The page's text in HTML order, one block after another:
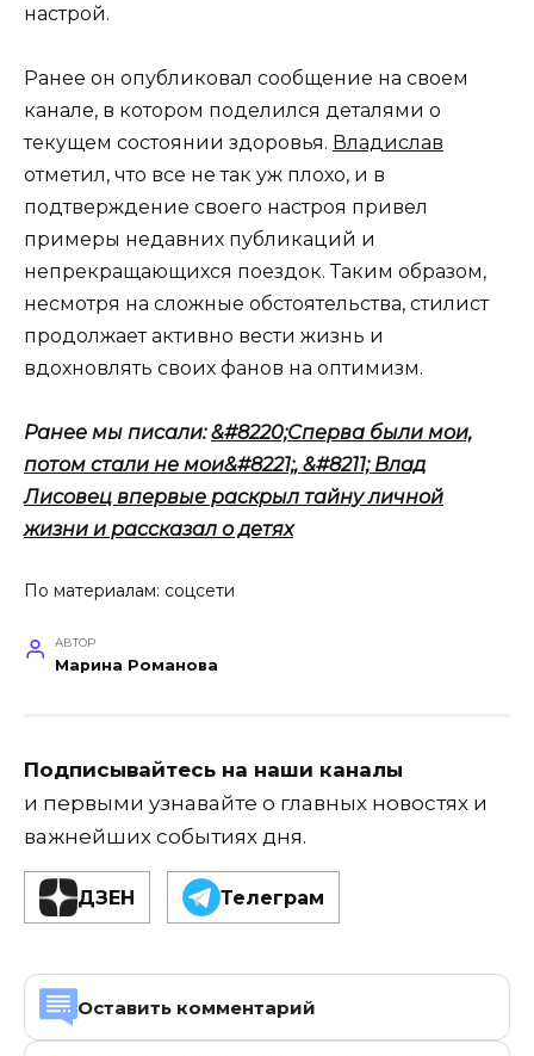
настрой.
Ранее он опубликовал сообщение на своем
канале, в котором поделился деталями о
текущем состоянии здоровья. Владислав
отметил, что все не так уж плохо, и в
подтверждение своего настроя привел
примеры недавних публикаций и
непрекращающихся поездок. Таким образом,
несмотря на сложные обстоятельства, стилист
продолжает активно вести жизнь и
вдохновлять своих фанов на оптимизм.
Ранее мы писали:&#8220;Сперва были мои,
потом стали не мои&#8221;, &#8211; Влад
Лисовец впервые раскрыл тайну личной
жизни и рассказал о детях
По материалам: соцсети
АВТОР
Марина Романова
Подписывайтесь на наши каналы
и первыми узнавайте о главных новостях и
важнейших событиях дня.
ДЗЕН Телеграм
Оставить комментарий